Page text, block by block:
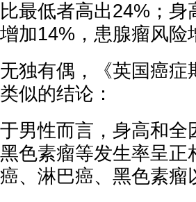
比最低者高出24%；
增加14%，患腺瘤风险
无独有偶，《英国癌
类似的结论：
于男性而言，身高和全
黑色素瘤等发生率呈正
癌、淋巴癌、黑色素瘤